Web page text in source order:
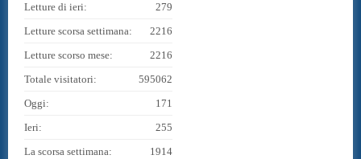
279
Letture di ieri:
2216
Letture scorsa settimana:
2216
Letture scorso mese:
595062
Totale visitatori:
171
Oggi:
255
Ieri:
1914
La scorsa settimana: